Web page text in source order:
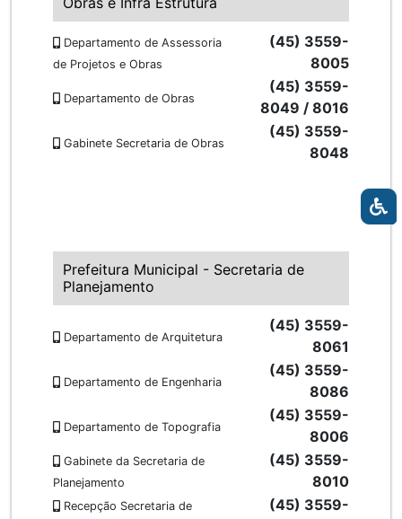
Departamento de Assessoria
de Projetos e Obras
(45) 3559-
8005
Departamento de Obras
(45) 3559-
8049 / 8016
Gabinete Secretaria de Obras
(45) 3559-
8048
Prefeitura Municipal - Secretaria de
Planejamento
Departamento de Arquitetura
(45) 3559-
8061
Departamento de Engenharia
(45) 3559-
8086
Departamento de Topografia
(45) 3559-
8006
Gabinete da Secretaria de
Planejamento
(45) 3559-
8010
Recepção Secretaria de
(45) 3559-